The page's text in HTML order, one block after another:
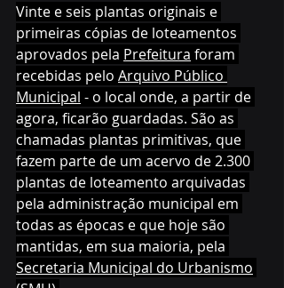
Vinte e seis plantas originais e
primeiras cópias de loteamentos
aprovados pela Prefeitura foram
recebidas pelo Arquivo Público
Municipal - o local onde, a partir de
agora, ficarão guardadas. São as
chamadas plantas primitivas, que
fazem parte de um acervo de 2.300
plantas de loteamento arquivadas
pela administração municipal em
todas as épocas e que hoje são
mantidas, em sua maioria, pela
Secretaria Municipal do Urbanismo